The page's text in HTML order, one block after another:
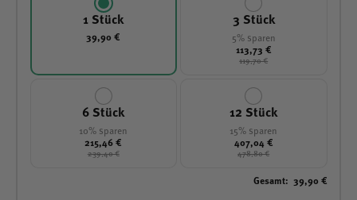
1 Stück
39,90 €
3 Stück
5% sparen
113,73 €
119,70 €
6 Stück
10% sparen
215,46 €
239,40 €
12 Stück
15% sparen
407,04 €
478,80 €
Gesamt: 39,90 €